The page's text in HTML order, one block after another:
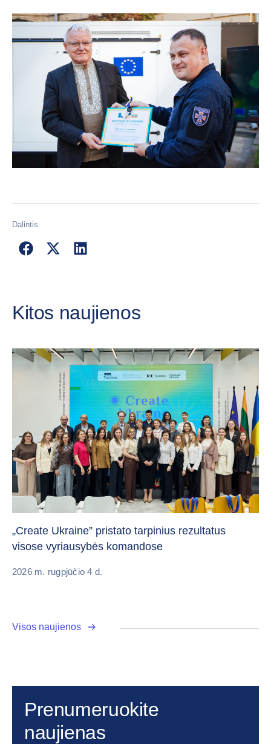
Dalintis
Kitos naujienos
„Create Ukraine” pristato tarpinius rezultatus
visose vyriausybės komandose
2026 m. rugpjūčio 4 d.
Visos naujienos
Prenumeruokite
naujienas